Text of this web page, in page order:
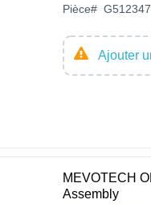
Pièce# G512347
Ajouter
MEVOTECH
Assembly